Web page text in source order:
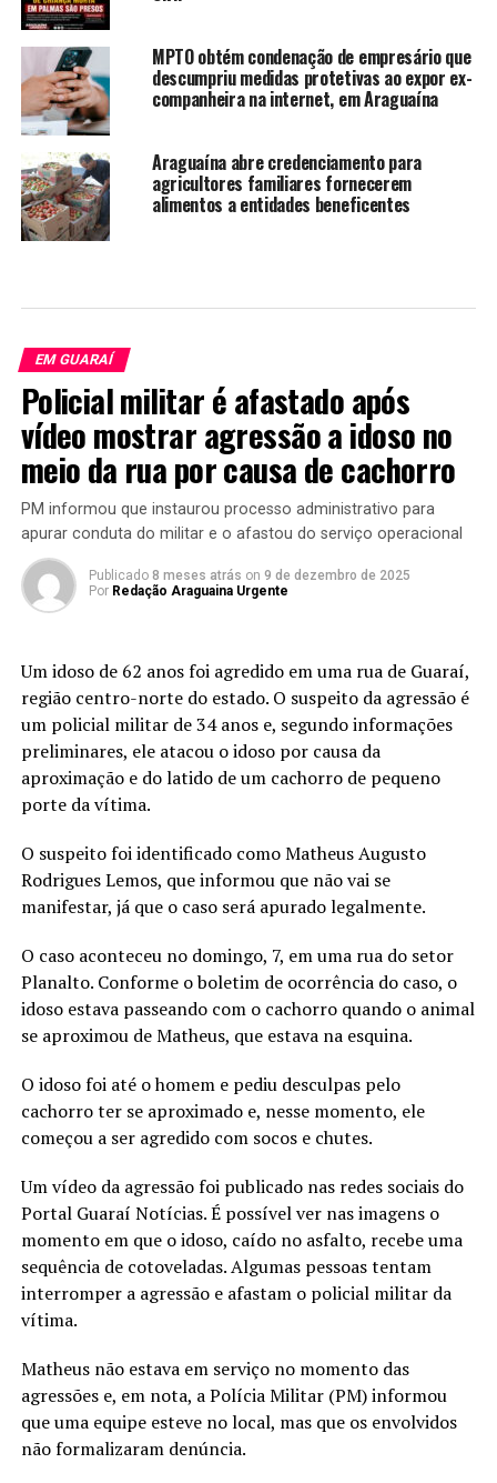
MPTO obtém condenação de empresário que
descumpriu medidas protetivas ao expor ex-
companheira na internet, em Araguaína
Araguaína abre credenciamento para
agricultores familiares fornecerem
alimentos a entidades beneficentes
EM GUARAÍ
Policial militar é afastado após
vídeo mostrar agressão a idoso no
meio da rua por causa de cachorro
PM informou que instaurou processo administrativo para
apurar conduta do militar e o afastou do serviço operacional
Publicado 8 meses atrás on 9 de dezembro de 2025
Por Redação Araguaina Urgente
Um idoso de 62 anos foi agredido em uma rua de Guaraí,
região centro-norte do estado. O suspeito da agressão é
um policial militar de 34 anos e, segundo informações
preliminares, ele atacou o idoso por causa da
aproximação e do latido de um cachorro de pequeno
porte da vítima.
O suspeito foi identificado como Matheus Augusto
Rodrigues Lemos, que informou que não vai se
manifestar, já que o caso será apurado legalmente.
O caso aconteceu no domingo, 7, em uma rua do setor
Planalto. Conforme o boletim de ocorrência do caso, o
idoso estava passeando com o cachorro quando o animal
se aproximou de Matheus, que estava na esquina.
O idoso foi até o homem e pediu desculpas pelo
cachorro ter se aproximado e, nesse momento, ele
começou a ser agredido com socos e chutes.
Um vídeo da agressão foi publicado nas redes sociais do
Portal Guaraí Notícias. É possível ver nas imagens o
momento em que o idoso, caído no asfalto, recebe uma
sequência de cotoveladas. Algumas pessoas tentam
interromper a agressão e afastam o policial militar da
vítima.
Matheus não estava em serviço no momento das
agressões e, em nota, a Polícia Militar (PM) informou
que uma equipe esteve no local, mas que os envolvidos
não formalizaram denúncia.